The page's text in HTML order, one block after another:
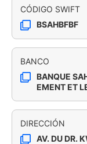
CÓDIGO SWIFT
BSAHBFBF
BANCO
BANQUE
EMENT ET
DIRECCIÓN
AV. DU DR.